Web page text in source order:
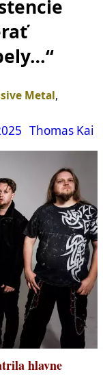
Metal,
Thomas Kai
hlavne